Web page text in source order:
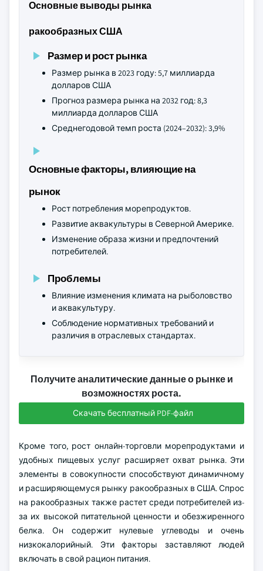
Основные выводы рынка
ракообразных США
Размер и рост рынка
Размер рынка в 2023 году: 5,7 миллиарда
долларов США
Прогноз размера рынка на 2032 год: 8,3
миллиарда долларов США
Среднегодовой темп роста (2024–2032): 3,9%
Основные факторы, влияющие на
рынок
Рост потребления морепродуктов.
Развитие аквакультуры в Северной Америке.
Изменение образа жизни и предпочтений
потребителей.
Проблемы
Влияние изменения климата на рыболовство
и аквакультуру.
Соблюдение нормативных требований и
различия в отраслевых стандартах.
Получите аналитические данные о рынке и
возможностях роста.
Скачать бесплатный PDF-файл
Кроме того, рост онлайн-торговли морепродуктами и
удобных пищевых услуг расширяет охват рынка. Эти
элементы в совокупности способствуют динамичному
и расширяющемуся рынку ракообразных в США. Спрос
на ракообразных также растет среди потребителей из-
за их высокой питательной ценности и обезжиренного
белка. Он содержит нулевые углеводы и очень
низкокалорийный. Эти факторы заставляют людей
включать в свой рацион питания.